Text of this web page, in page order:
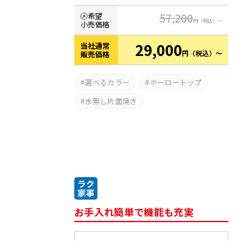
㋱希望
小売価格
57,200円（税込）～
当社通常
販売価格
29,000円 （税込）～
選べるカラー
ホーロートップ
水無し片面焼き
お手入れ簡単で機能も充実